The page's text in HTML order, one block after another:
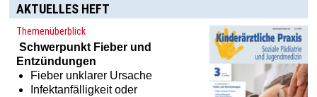
AKTUELLES HEFT
Themenüberblick
Schwerpunkt Fieber und
Entzündungen
Fieber unklarer Ursache
Infektanfälligkeit oder